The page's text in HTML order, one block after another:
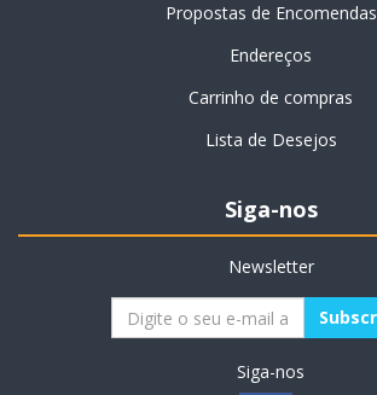
Propostas de Encomendas
Endereços
Carrinho de compras
Lista de Desejos
Siga-nos
Newsletter
Siga-nos